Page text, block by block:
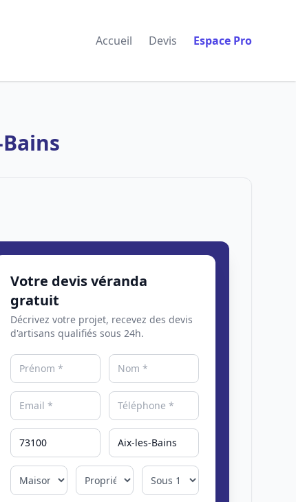
Accueil Devis Espace Pro
Votre devis véranda
gratuit
Décrivez votre projet, recevez des devis
d'artisans qualifiés sous 24h.